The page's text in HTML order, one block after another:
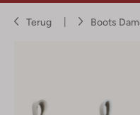
Terug Boots